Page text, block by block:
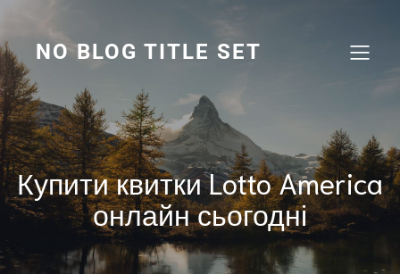
вмісту
NO BLOG TITLE SET
Купити квитки Lotto America
онлайн сьогодні